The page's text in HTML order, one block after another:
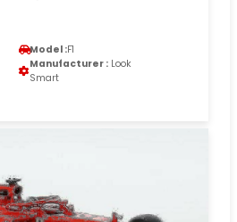
Model :F1
Manufacturer : Look
Smart